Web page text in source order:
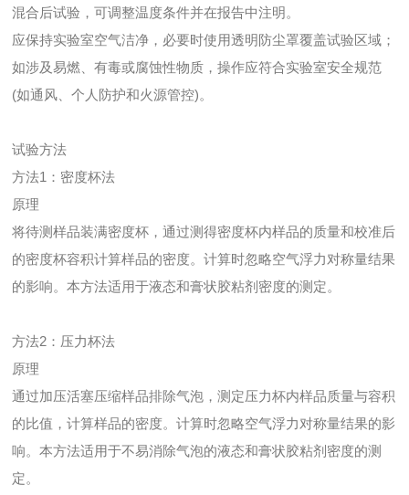
混合后试验，可调整温度条件并在报告中注明。
应保持实验室空气洁净，必要时使用透明防尘罩覆盖试验区域；
如涉及易燃、有毒或腐蚀性物质，操作应符合实验室安全规范
(如通风、个人防护和火源管控)。
试验方法
方法1：密度杯法
原理
将待测样品装满密度杯，通过测得密度杯内样品的质量和校准后
的密度杯容积计算样品的密度。计算时忽略空气浮力对称量结果
的影响。本方法适用于液态和膏状胶粘剂密度的测定。
方法2：压力杯法
原理
通过加压活塞压缩样品排除气泡，测定压力杯内样品质量与容积
的比值，计算样品的密度。计算时忽略空气浮力对称量结果的影
响。本方法适用于不易消除气泡的液态和膏状胶粘剂密度的测
定。